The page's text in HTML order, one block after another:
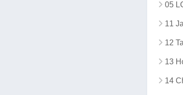
05
11
12
13
14